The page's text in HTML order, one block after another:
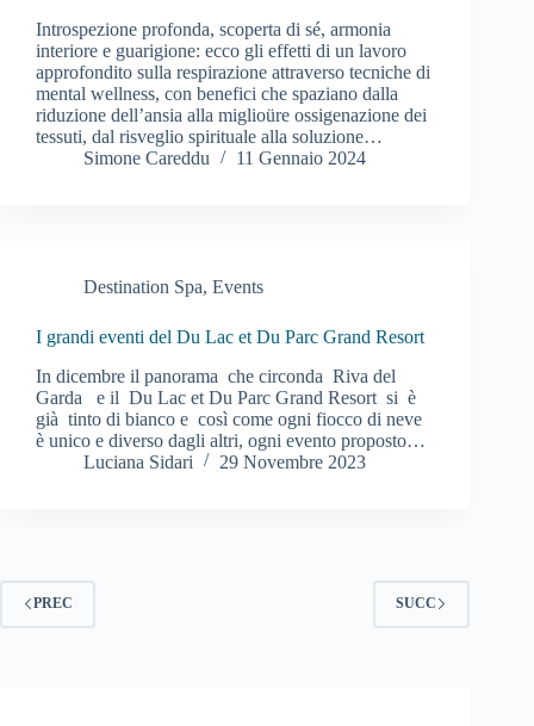
Introspezione profonda, scoperta di sé, armonia
interiore e guarigione: ecco gli effetti di un lavoro
approfondito sulla respirazione attraverso tecniche di
mental wellness, con benefici che spaziano dalla
riduzione dell’ansia alla miglioüre ossigenazione dei
tessuti, dal risveglio spirituale alla soluzione…
Simone Careddu
11 Gennaio 2024
Destination Spa, Events
I grandi eventi del Du Lac et Du Parc Grand Resort
In dicembre il panorama che circonda Riva del
Garda e il Du Lac et Du Parc Grand Resort si è
già tinto di bianco e così come ogni fiocco di neve
è unico e diverso dagli altri, ogni evento proposto…
Luciana Sidari
29 Novembre 2023
PREC SUCC